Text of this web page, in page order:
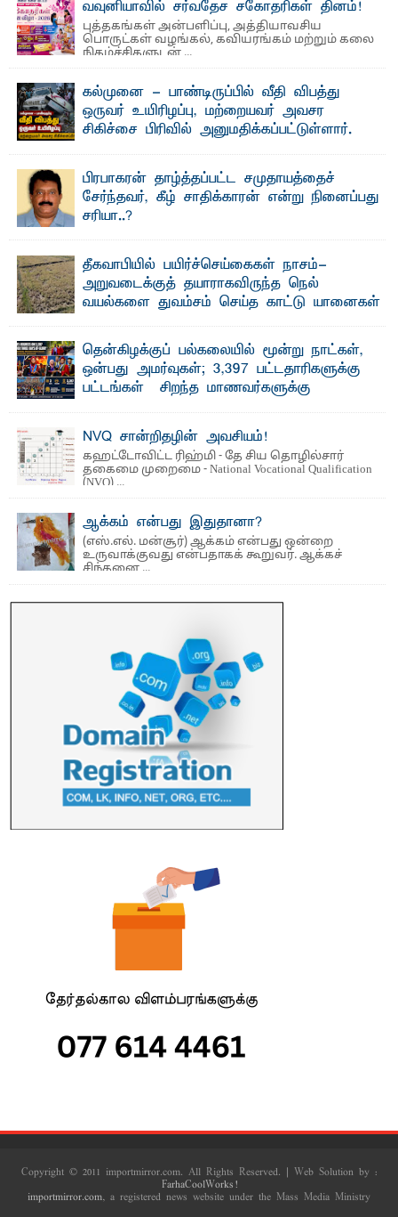
அமைப்புகள் (NGO) தொடர்பான புதிய சட்டமூலத்தை ...
வவுனியாவில் சர்வதேச சகோதரிகள் தினம்!
புத்தகங்கள் அன்பளிப்பு, அத்தியாவசிய
பொருட்கள் வழங்கல், கவியரங்கம் மற்றும் கலை
நிகழ்ச்சிகளுடன் ...
கல்முனை - பாண்டிருப்பில் வீதி விபத்து
ஒருவர் உயிரிழப்பு, மற்றையவர் அவசர
சிகிச்சை பிரிவில் அனுமதிக்கப்பட்டுள்ளார்.
பாண்டிருப்பு ...பிரபாகரன் தாழ்த்தப்பட்ட சமுதாயத்தைச்
சேர்ந்தவர், கீழ் சாதிக்காரன் என்று நினைப்பது
சரியா..?
தீகவாபியில் பயிர்ச்செய்கைகள் நாசம்-
அறுவடைக்குத் தயாராகவிருந்த நெல்
வயல்களை துவம்சம் செய்த காட்டு யானைகள்
காணப்பட்ட பல ...தென்கிழக்குப் பல்கலையில் மூன்று நாட்கள்,
ஒன்பது அமர்வுகள்; 3,397 பட்டதாரிகளுக்கு
பட்டங்கள் – சிறந்த மாணவர்களுக்கு
மற்றும் சிறப்புப் பரிசுகள்
எம்.வை. அமீர்- ஒ லுவிலில் அமைந்துள்ள தென்கிழக்குப்
பல்கலைக்கழகத்தின் 18ஆவது பொதுப் பட்டமளிப்பு விழா ...
NVQ சான்றிதழின் அவசியம்!
கஹட்டோவிட்ட ரிஹ்மி - தே சிய தொழில்சார்
தகைமை முறைமை - National Vocational Qualification
(NVQ) ...
ஆக்கம் என்பது இதுதானா?
(எஸ்.எல். மன்சூர்) ஆக்கம் என்பது ஒன்றை
உருவாக்குவது என்பதாகக் கூறுவர். ஆக்கச்
சிந்தனை ...
Copyright © 2011 importmirror.com. All Rights Reserved. | Web Solution by :
FarhaCoolWorks!
importmirror.com, a registered news website under the Mass Media Ministry